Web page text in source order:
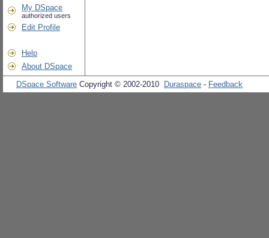
My DSpace
authorized users
Edit Profile
Help
About DSpace
DSpace Software Copyright © 2002-2010 Duraspace - Feedback